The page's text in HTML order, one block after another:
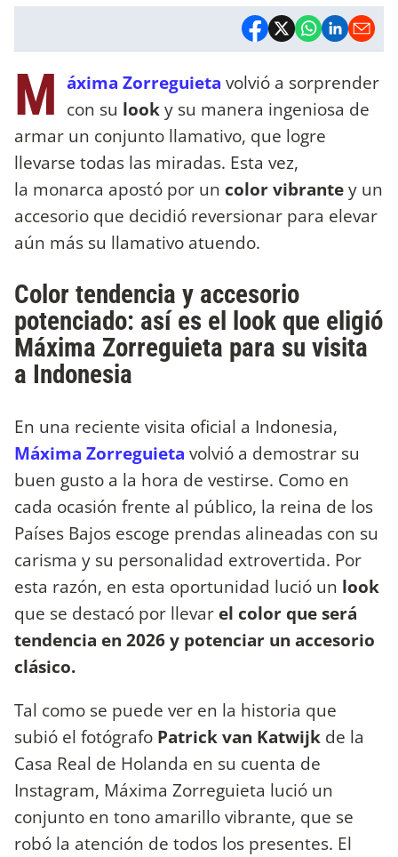
M áxima Zorreguieta volvió a sorprender
con su looky su manera ingeniosa de
armar un conjunto llamativo, que logre
llevarse todas las miradas. Esta vez,
la monarca apostó por un color vibrantey un
accesorio que decidió reversionar para elevar
aún más su llamativo atuendo.
Color tendencia y accesorio
potenciado: así es el look que eligió
Máxima Zorreguieta para su visita
a Indonesia
En una reciente visita oficial a Indonesia,
Máxima Zorreguieta volvió a demostrar su
buen gusto a la hora de vestirse. Como en
cada ocasión frente al público, la reina de los
Países Bajos escoge prendas alineadas con su
carisma y su personalidad extrovertida. Por
esta razón, en esta oportunidad lució un look
que se destacó por llevar el color que será
tendencia en 2026 y potenciar un accesorio
clásico.
Tal como se puede ver en la historia que
subió el fotógrafo Patrick van Katwijk de la
Casa Real de Holanda en su cuenta de
Instagram, Máxima Zorreguieta lució un
conjunto en tono amarillo vibrante, que se
robó la atención de todos los presentes. El